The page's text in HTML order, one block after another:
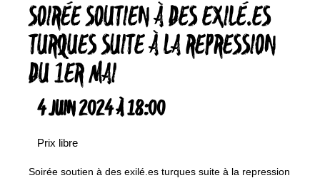
SOIRÉE SOUTIEN À DES EXILÉ.ES
TURQUES SUITE À LA REPRESSION
DU 1ER MAI
4 JUIN 2024 À 18:00
Prix libre
Soirée soutien à des exilé.es turques suite à la repression